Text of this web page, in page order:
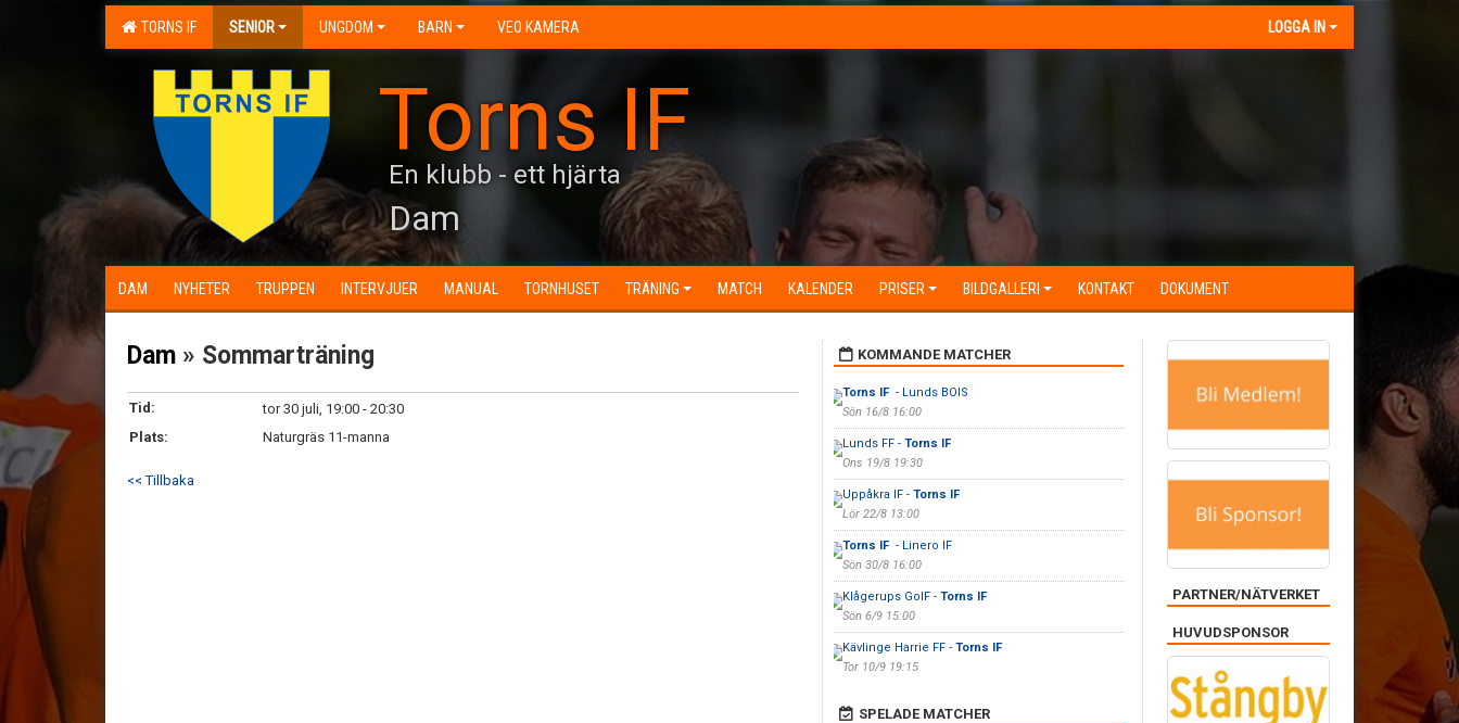
TORNS IF SENIOR UNGDOM BARN VEO KAMERA LOGGA IN
Torns IF
En klubb - ett hjärta
Dam
DAM NYHETER TRUPPEN INTERVJUER MANUAL TORNHUSET TRÄNING MATCH KALENDER PRISER BILDGALLERI KONTAKT DOKUMENT
Dam » Sommarträning
Tid:
tor 30 juli, 19:00 - 20:30
Plats:
Naturgräs 11-manna
<< Tillbaka
KOMMANDE MATCHER
Torns IF - Lunds BOIS
Sön 16/8 16:00
Lunds FF - Torns IF
Ons 19/8 19:30
Uppåkra IF - Torns IF
Lör 22/8 13:00
Torns IF - Linero IF
Sön 30/8 16:00
Klågerups GoIF - Torns IF
Sön 6/9 15:00
Kävlinge Harrie FF - Torns IF
Tor 10/9 19:15
SPELADE MATCHER
PARTNER/NÄTVERKET
HUVUDSPONSOR